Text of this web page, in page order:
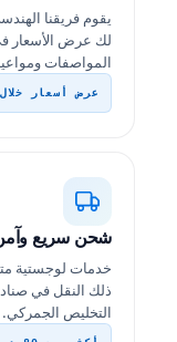
يقوم فريقنا
المواصفات
عرض أسعار خلال 48
شحن سريع وآمن
خدمات لوجستية
ذلك النقل في
التخليص الجمركي.